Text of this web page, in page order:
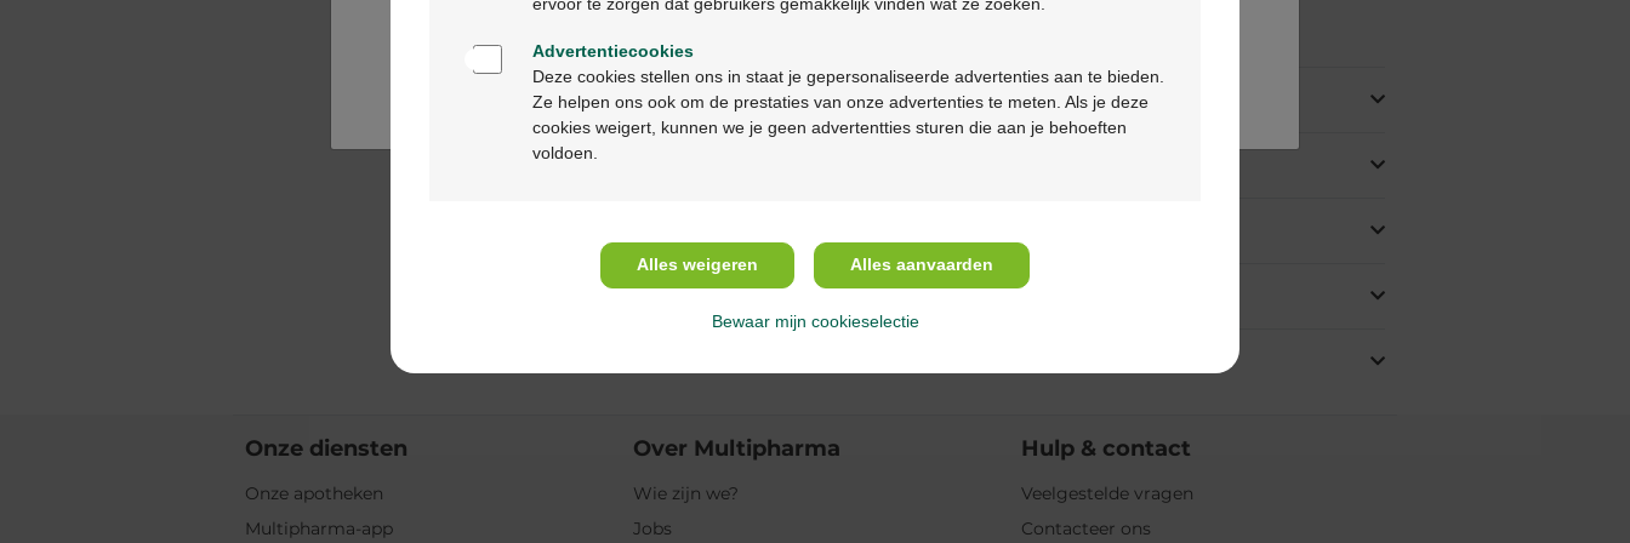
Beschrijving
Gebruik
Onze diensten
Onze apotheken
Multipharma-app
Over Multipharma
Wie zijn we?
Jobs
Hulp & contact
Veelgestelde vragen
Contacteer ons
Ga verder in het nederlands
Advertentiecookies
Deze cookies stellen ons in staat je gepersonaliseerde advertenties aan te bieden.
Ze helpen ons ook om de prestaties van onze advertenties te meten. Als je deze
cookies weigert, kunnen we je geen advertentties sturen die aan je behoeften
voldoen.
Alles weigeren Alles aanvaarden
Bewaar mijn cookieselectie